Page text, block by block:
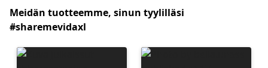
Meidän tuotteemme, sinun tyylilläsi
#sharemevidaxl